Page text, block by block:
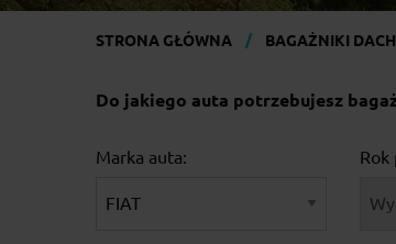
STRONA GŁÓWNA BAGAŻNIKI
Do jakiego auta potrzebujesz
Marka auta: Rok